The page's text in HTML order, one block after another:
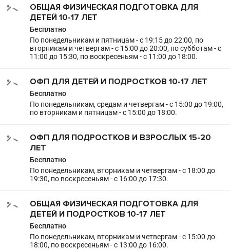
ОБЩАЯ ФИЗИЧЕСКАЯ ПОДГОТОВКА ДЛЯ
ДЕТЕЙ 10-17 ЛЕТ
Бесплатно
По понедельникам и пятницам - с 19:15 до 22:00, по
вторникам и четвергам - с 15:00 до 20:00, по субботам - с
11:00 до 15:30, по воскресеньям - с 11:00 до 18:00.
ОФП ДЛЯ ДЕТЕЙ И ПОДРОСТКОВ 10-17 ЛЕТ
Бесплатно
По понедельникам, средам и четвергам - с 15:00 до 19:00,
по вторникам и пятницам - с 15:00 до 18:00.
ОФП ДЛЯ ПОДРОСТКОВ И ВЗРОСЛЫХ 15-20
ЛЕТ
Бесплатно
По понедельникам, вторникам и четвергам - с 18:00 до
19:30, по воскресеньям - с 16:00 до 17:30.
ОБЩАЯ ФИЗИЧЕСКАЯ ПОДГОТОВКА ДЛЯ
ДЕТЕЙ И ПОДРОСТКОВ 10-17 ЛЕТ
Бесплатно
По понедельникам, вторникам и четвергам - с 15:00 до
18:00, по воскресеньям - с 13:00 до 16:00.